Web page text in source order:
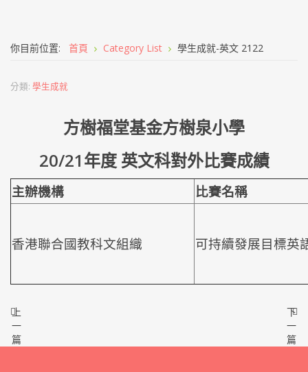
你目前位置: 首頁 Category List 學生成就-英文 2122
分類: 學生成就
方樹福堂基金方樹泉小學
20/21年度 英文科對外比賽成績
主辦機構 比賽名稱
香港聯合國教科文組織 可持續發展目標英
上
一
篇
下
一
篇